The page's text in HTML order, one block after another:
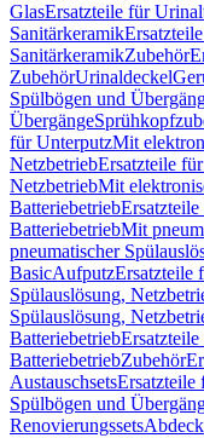
GlasErsatzteile für
Sanitärkeramik
SanitärkeramikZubehör
ZubehörUrinaldeckel
Spülbögen und
Übergänge
für UnterputzMit
NetzbetriebErsatzteile
NetzbetriebMit
Batteriebetrieb
BatteriebetriebMit
pneumatischer
BasicAufputzErsatzteile
Spülauslösung,
Spülauslösung,
Batteriebetrieb
BatteriebetriebZubehör
AustauschsetsErsatzteile
Spülbögen und
Renovierungssets